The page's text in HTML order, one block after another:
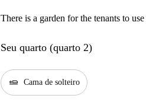
There is a garden for the tenants to use
Seu quarto (quarto 2)
airline_seat_flat Cama de solteiro